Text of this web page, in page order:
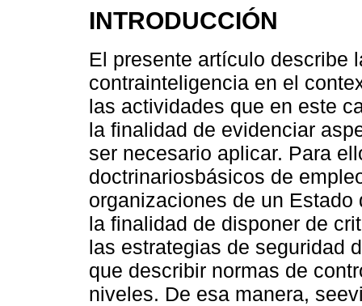
INTRODUCCIÓN
El presente artículo describe
contrainteligencia en el
las actividades que en este
la finalidad de evidenciar
ser necesario aplicar. Para
doctrinariosbásicos de
organizaciones de un
la finalidad de disponer de
las estrategias de seguridad
que describir normas de
niveles. De esa manera,